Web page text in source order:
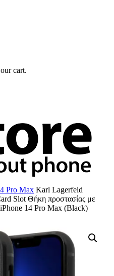
cart.
Pro Max Karl Lagerfeld
Slot Θήκη προστασίας με
iPhone 14 Pro Max (Black)